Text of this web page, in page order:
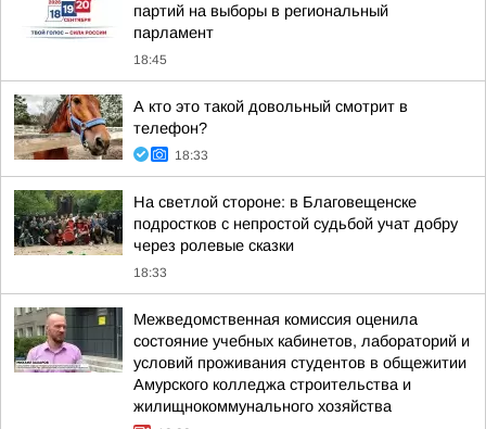
партий на выборы в региональный
парламент
18:45
А кто это такой довольный смотрит в
телефон?
18:33
На светлой стороне: в Благовещенске
подростков с непростой судьбой учат добру
через ролевые сказки
18:33
Межведомственная комиссия оценила
состояние учебных кабинетов, лабораторий и
условий проживания студентов в общежитии
Амурского колледжа строительства и
жилищнокоммунального хозяйства